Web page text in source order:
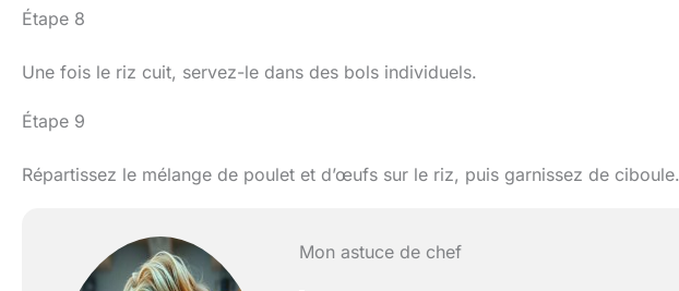
Étape 8
Une fois le riz cuit, servez-le dans des bols individuels.
Étape 9
Répartissez le mélange de poulet et d’œufs sur le riz, puis garnissez de ciboule.
Mon astuce de chef